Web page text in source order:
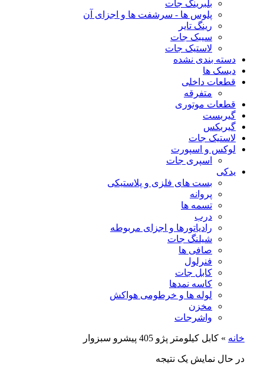
بلبرینگ جات
پلوس ها - سرشفت ها و اجزای آن
رینگ تایر
سیبک جات
لاستیک جات
دسته بندی نشده
دیسک ها
قطعات داخلی
متفرقه
قطعات موتوری
گیربست
گیربکس
لاستیک جات
لوکس و اسپورت
اسپری جات
یدکی
بست های فلزی و پلاستیکی
پروانه
تسمه ها
درب
رادیاتورها و اجزای مربوطه
شیلنگ جات
صافی ها
فنرلول
کابل جات
کاسه نمدها
لوله ها و خرطومی هواکش
مخزن
واشرجات
خانه » كابل كيلومتر پژو 405 پیشرو سبزوار
در حال نمایش یک نتیجه